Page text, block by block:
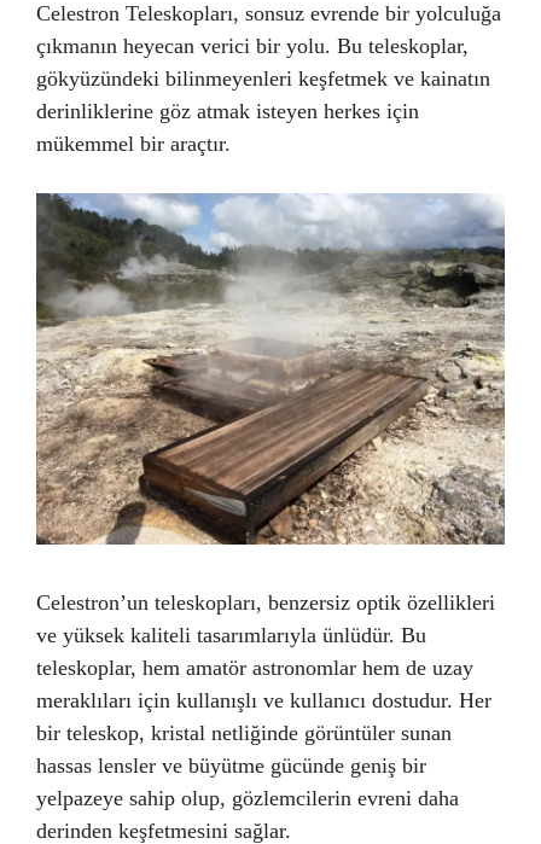
Celestron Teleskopları, sonsuz evrende bir yolculuğa
çıkmanın heyecan verici bir yolu. Bu teleskoplar,
gökyüzündeki bilinmeyenleri keşfetmek ve kainatın
derinliklerine göz atmak isteyen herkes için
mükemmel bir araçtır.
Celestron’un teleskopları, benzersiz optik özellikleri
ve yüksek kaliteli tasarımlarıyla ünlüdür. Bu
teleskoplar, hem amatör astronomlar hem de uzay
meraklıları için kullanışlı ve kullanıcı dostudur. Her
bir teleskop, kristal netliğinde görüntüler sunan
hassas lensler ve büyütme gücünde geniş bir
yelpazeye sahip olup, gözlemcilerin evreni daha
derinden keşfetmesini sağlar.